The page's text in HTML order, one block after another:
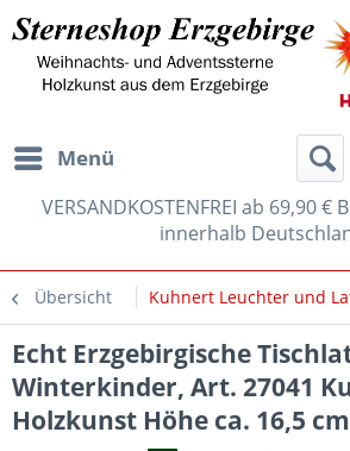
Menü
VERSANDKOSTENFREI ab 69,90
innerhalb
Übersicht Kuhnert Leuchter und
Echt Erzgebirgische
Winterkinder, Art. 27041
Holzkunst Höhe ca. 16,5 cm